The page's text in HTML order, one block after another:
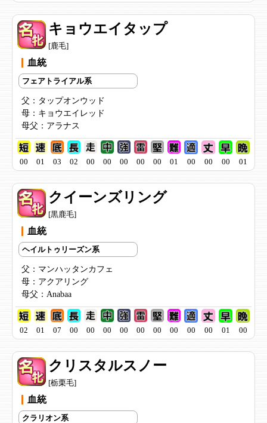
キョウエイタップ
[鹿毛]
血統
フェアトライアル系
父： タップオンウッド
母： キョウエイレッド
母父： アラナス
00 01 03 02 00 00 00 00 00 01 00 00 00 01
クイーンズリング
[黒鹿毛]
血統
ヘイルトゥリーズン系
父： マンハッタンカフェ
母： アクアリング
母父： Anabaa
02 01 07 00 00 00 00 00 00 00 00 00 01 00
クリスタルスノー
[栃栗毛]
血統
クラリオン系